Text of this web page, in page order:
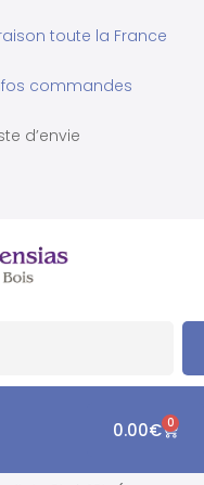
toute la France
commandes
d’envie
0.00€ 0